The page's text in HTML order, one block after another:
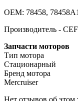
OEM: 78458, 78458A1
Производитель - CEF
Запчасти моторов
Тип мотора
Стационарный
Бренд мотора
Mercruiser
Нет отзывов об этом